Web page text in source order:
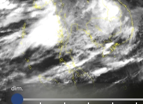
dim.